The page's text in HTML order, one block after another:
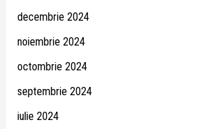
decembrie 2024
noiembrie 2024
octombrie 2024
septembrie 2024
iulie 2024